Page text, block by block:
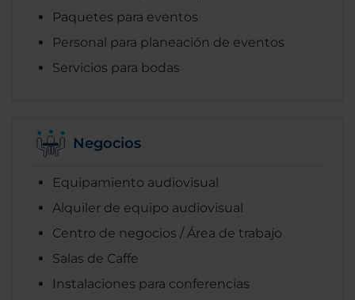
Paquetes para eventos
Personal para planeación de eventos
Servicios para bodas
Negocios
Equipamiento audiovisual
Alquiler de equipo audiovisual
Centro de negocios / Área de trabajo
Salas de Caffe
Instalaciones para conferencias